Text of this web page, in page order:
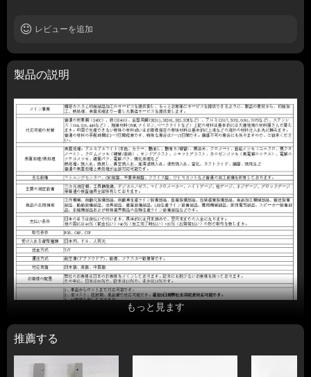
レビューを追加
製品の説明
もっと見ます
推薦する